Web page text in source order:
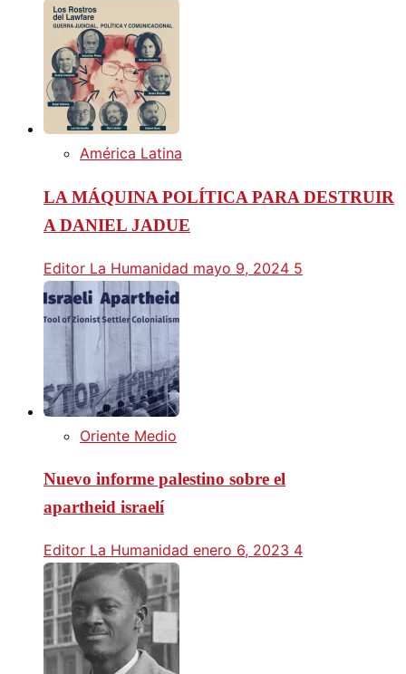
América Latina
LA MÁQUINA POLÍTICA PARA DESTRUIR
A DANIEL JADUE
Editor La Humanidad mayo 9, 2024 5
Oriente Medio
Nuevo informe palestino sobre el
apartheid israelí
Editor La Humanidad enero 6, 2023 4